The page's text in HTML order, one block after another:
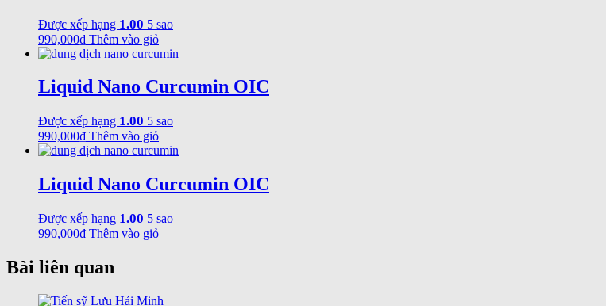
Được xếp hạng 1.00 5 sao
990,000₫ Thêm vào giỏ
Liquid Nano Curcumin OIC
Được xếp hạng 1.00 5 sao
990,000₫ Thêm vào giỏ
Liquid Nano Curcumin OIC
Được xếp hạng 1.00 5 sao
990,000₫ Thêm vào giỏ
Bài liên quan